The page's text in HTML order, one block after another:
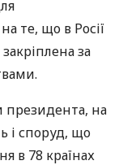
те, що в Росії
за
президента, на
і споруд, що
в 78 країнах